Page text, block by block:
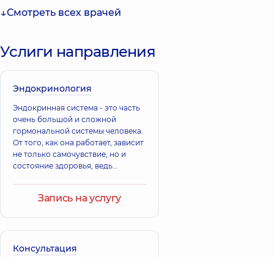
Эндокринолог;
Эндокринолог
детский,20 лет
опыта
Власенко
Ярослав
Юрьевич
Врач общей
практики -
семейный врач;
Терапевт,
14 лет
опыта
Смотреть всех врачей
Услиги направления
Эндокринология
Эндокринная система - это часть
очень большой и сложной
гормональной системы человека.
От того, как она работает, зависит
не только самочувствие, но и
состояние здоровья, ведь
сбой в работе
Запись на услугу
Консультация